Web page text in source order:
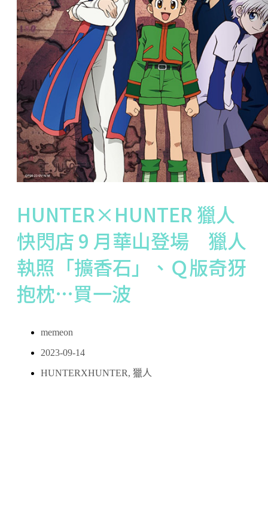
HUNTER×HUNTER 獵人
快閃店 9 月華山登場 獵人
執照「擴香石」、Ｑ版奇犽
抱枕…買一波
memeon
2023-09-14
HUNTERXHUNTER, 獵人